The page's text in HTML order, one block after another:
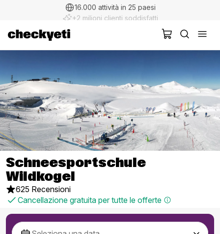
+2 milioni clienti soddisfatti
Schneesportschule
Wildkogel
625 Recensioni
Cancellazione gratuita per tutte le offerte